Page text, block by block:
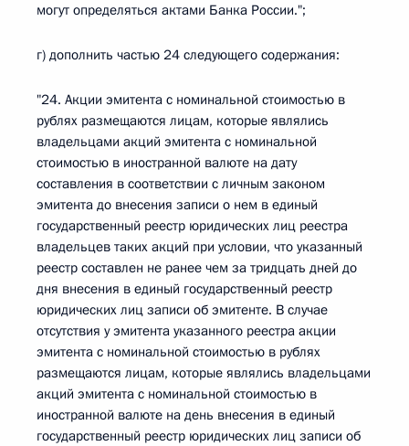
могут определяться актами Банка России.";
г) дополнить частью 24 следующего содержания:
"24. Акции эмитента с номинальной стоимостью в
рублях размещаются лицам, которые являлись
владельцами акций эмитента с номинальной
стоимостью в иностранной валюте на дату
составления в соответствии с личным законом
эмитента до внесения записи о нем в единый
государственный реестр юридических лиц реестра
владельцев таких акций при условии, что указанный
реестр составлен не ранее чем за тридцать дней до
дня внесения в единый государственный реестр
юридических лиц записи об эмитенте. В случае
отсутствия у эмитента указанного реестра акции
эмитента с номинальной стоимостью в рублях
размещаются лицам, которые являлись владельцами
акций эмитента с номинальной стоимостью в
иностранной валюте на день внесения в единый
государственный реестр юридических лиц записи об